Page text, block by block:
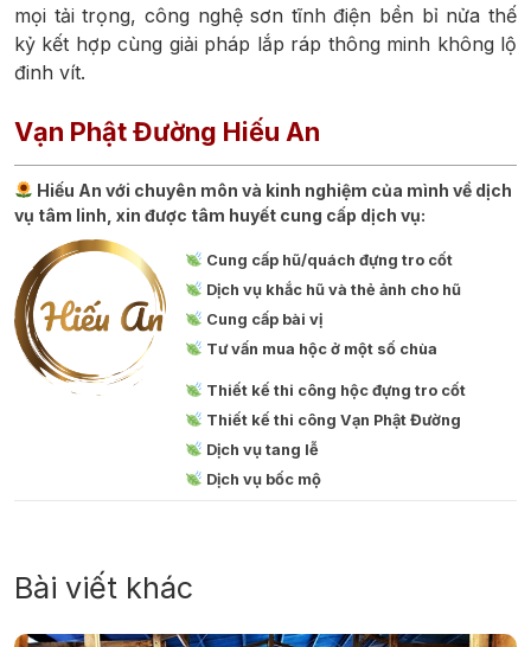
mọi tải trọng, công nghệ sơn tĩnh điện bền bỉ nửa thế
kỷ kết hợp cùng giải pháp lắp ráp thông minh không lộ
đinh vít.
Vạn Phật Đường Hiếu An
Hiếu An với chuyên môn và kinh nghiệm của mình về dịch
vụ tâm linh, xin được tâm huyết cung cấp dịch vụ:
Cung cấp hũ/quách đựng tro cốt
Dịch vụ khắc hũ và thẻ ảnh cho hũ
Cung cấp bài vị
Tư vấn mua hộc ở một số chùa
Thiết kế thi công hộc đựng tro cốt
Thiết kế thi công Vạn Phật Đường
Dịch vụ tang lễ
Dịch vụ bốc mộ
Bài viết khác